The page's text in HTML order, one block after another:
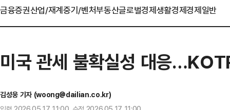
금융증권산업/재계중기/벤처부동산글로벌경제생활경제경제일반
미국 관세 불확실성 대응
김성웅 기자 (woong@dailian.co.kr)